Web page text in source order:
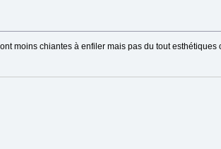
moins chiantes à enfiler mais pas du tout esthétiques